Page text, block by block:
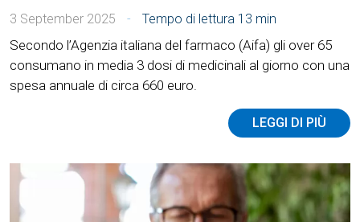
3 September 2025 Tempo di lettura 13 min
Secondo l’Agenzia italiana del farmaco (Aifa) gli over 65
consumano in media 3 dosi di medicinali al giorno con una
spesa annuale di circa 660 euro.
LEGGI DI PIÙ